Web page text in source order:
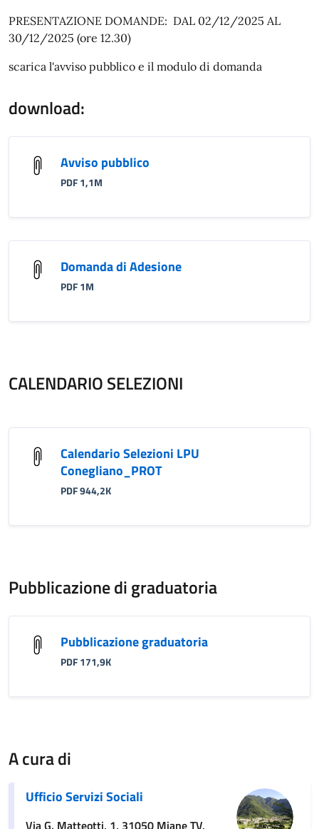
PRESENTAZIONE DOMANDE: DAL 02/12/2025 AL
30/12/2025 (ore 12.30)
scarica l'avviso pubblico e il modulo di domanda
download:
Avviso pubblico
PDF 1,1M
Domanda di Adesione
PDF 1M
CALENDARIO SELEZIONI
Calendario Selezioni LPU
Conegliano_PROT
PDF 944,2K
Pubblicazione di graduatoria
Pubblicazione graduatoria
PDF 171,9K
A cura di
Ufficio Servizi Sociali
Via G. Matteotti, 1, 31050 Miane TV,